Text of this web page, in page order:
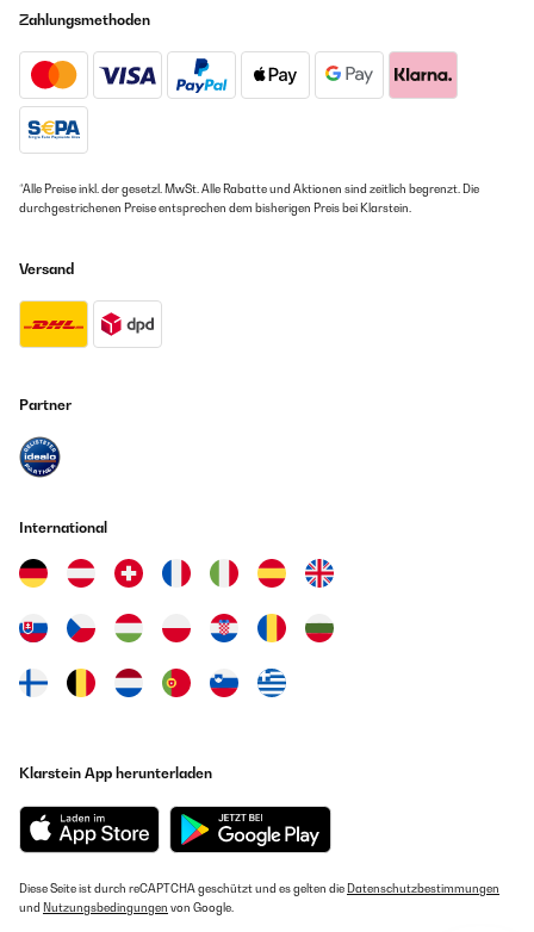
Zahlungsmethoden
*Alle Preise inkl. der gesetzl. MwSt. Alle Rabatte und Aktionen sind zeitlich begrenzt. Die
durchgestrichenen Preise entsprechen dem bisherigen Preis bei Klarstein.
Versand
Partner
International
Klarstein App herunterladen
Diese Seite ist durch reCAPTCHA geschützt und es gelten die Datenschutzbestimmungen
und Nutzungsbedingungen von Google.